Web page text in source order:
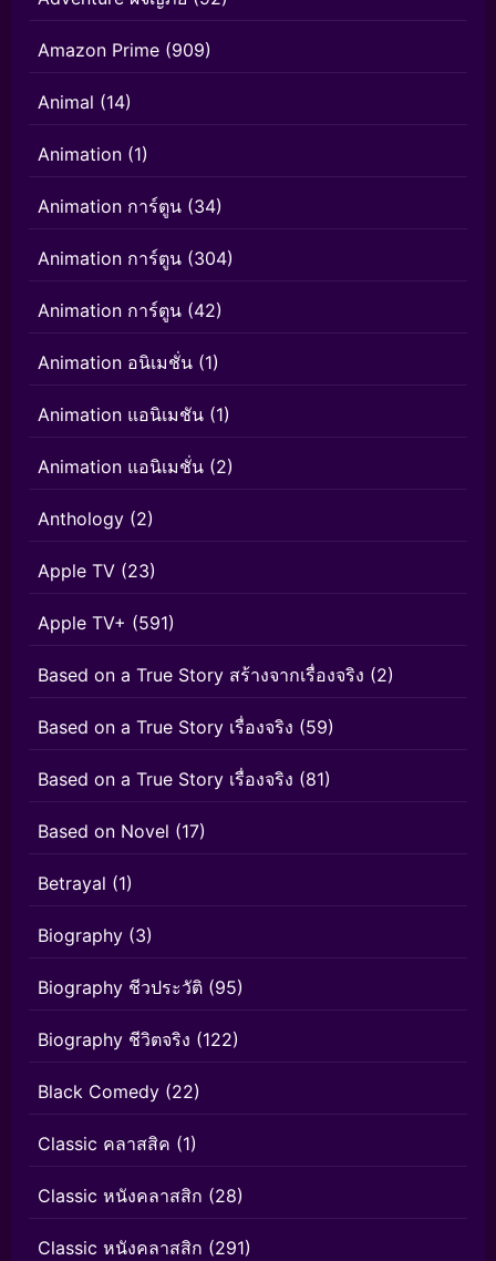
Amazon Prime (909)
Animal (14)
Animation (1)
Animation การ์ตูน (34)
Animation การ์ตูน (304)
Animation การ์ตูน (42)
Animation อนิเมชั่น (1)
Animation แอนิเมชัน (1)
Animation แอนิเมชั่น (2)
Anthology (2)
Apple TV (23)
Apple TV+ (591)
Based on a True Story สร้างจากเรื่องจริง (2)
Based on a True Story เรื่องจริง (59)
Based on a True Story เรื่องจริง (81)
Based on Novel (17)
Betrayal (1)
Biography (3)
Biography ชีวประวัติ (95)
Biography ชีวิตจริง (122)
Black Comedy (22)
Classic คลาสสิค (1)
Classic หนังคลาสสิก (28)
Classic หนังคลาสสิก (291)